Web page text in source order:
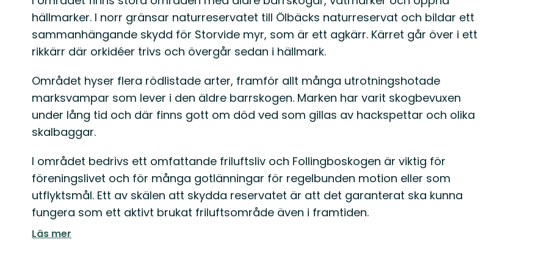
hällmarker. I norr gränsar naturreservatet till Ölbäcks naturreservat och bildar ett
sammanhängande skydd för Storvide myr, som är ett agkärr. Kärret går över i ett
rikkärr där orkidéer trivs och övergår sedan i hällmark.
Området hyser flera rödlistade arter, framför allt många utrotningshotade
marksvampar som lever i den äldre barrskogen. Marken har varit skogbevuxen
under lång tid och där finns gott om död ved som gillas av hackspettar och olika
skalbaggar.
I området bedrivs ett omfattande friluftsliv och Follingboskogen är viktig för
föreningslivet och för många gotlänningar för regelbunden motion eller som
utflyktsmål. Ett av skälen att skydda reservatet är att det garanterat ska kunna
fungera som ett aktivt brukat friluftsområde även i framtiden.
Läs mer